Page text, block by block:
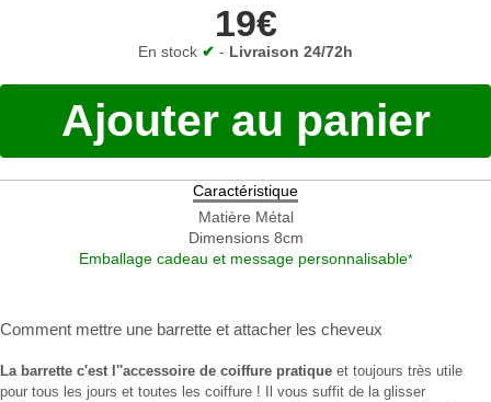
19€
En stock ✔ - Livraison 24/72h
Ajouter au panier
Caractéristique
Matière Métal
Dimensions8cm
Emballage cadeau et message personnalisable*
Comment mettre une barrette et attacher les cheveux
La barrette c'est l''accessoire de coiffure pratique et toujours très utile
pour tous les jours et toutes les coiffure ! Il vous suffit de la glisser